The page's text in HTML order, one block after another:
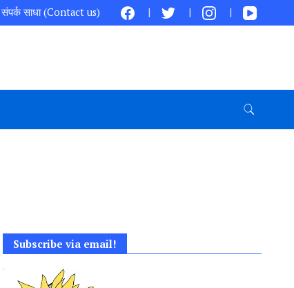
साधा (Contact us)
Subscribe via email!